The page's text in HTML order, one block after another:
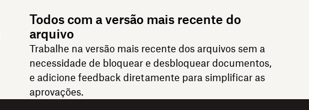
Todos com a versão mais recente do
arquivo
Trabalhe na versão mais recente dos arquivos sem a
necessidade de bloquear e desbloquear documentos,
e adicione feedback diretamente para simplificar as
aprovações.